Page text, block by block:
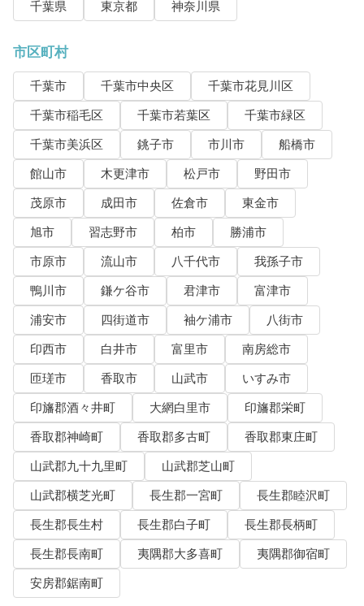
千葉県
東京都 神奈川県
市区町村
千葉市 千葉市中央区
千葉市花見川区
千葉市稲毛区
千葉市若葉区
千葉市緑区
千葉市美浜区
銚子市 市川市
船橋市
館山市
木更津市 松戸市
野田市
茂原市
成田市 佐倉市
東金市
旭市
習志野市 柏市
勝浦市
市原市
流山市 八千代市
我孫子市
鴨川市
鎌ケ谷市 君津市
富津市
浦安市
四街道市 袖ケ浦市
八街市
印西市
白井市 富里市
南房総市
匝瑳市
香取市 山武市
いすみ市
印旛郡酒々井町
大網白里市
印旛郡栄町
香取郡神崎町
香取郡多古町
香取郡東庄町
山武郡九十九里町
山武郡芝山町
山武郡横芝光町
長生郡一宮町
長生郡睦沢町
長生郡長生村
長生郡白子町
長生郡長柄町
長生郡長南町
夷隅郡大多喜町
夷隅郡御宿町
安房郡鋸南町